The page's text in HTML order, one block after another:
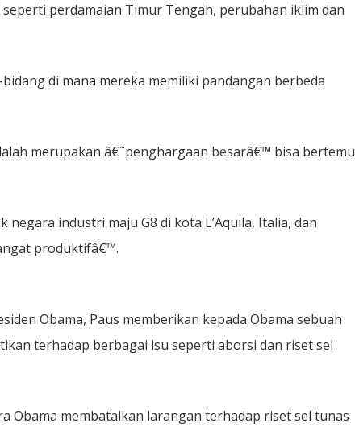
perdamaian Timur Tengah, perubahan iklim dan
di mana mereka memiliki pandangan berbeda
merupakan â€˜penghargaan besarâ€™ bisa bertemu
industri maju G8 di kota L’Aquila, Italia, dan
produktifâ€™.
Obama, Paus memberikan kepada Obama sebuah
terhadap berbagai isu seperti aborsi dan riset sel
Obama membatalkan larangan terhadap riset sel tunas